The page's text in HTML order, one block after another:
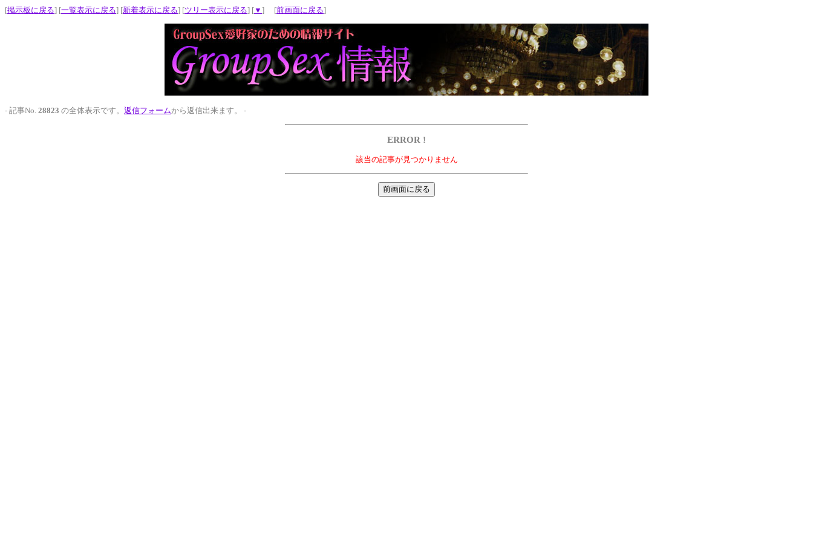
[掲示板に戻る] [一覧表示に戻る] [新着表示に戻る] [ツリー表示に戻る] [▼ ] [前画面に戻る]
- 記事No. 28823 の全体表示です。 返信フォームから返信出来ます。 -
ERROR !
該当の記事が見つかりません